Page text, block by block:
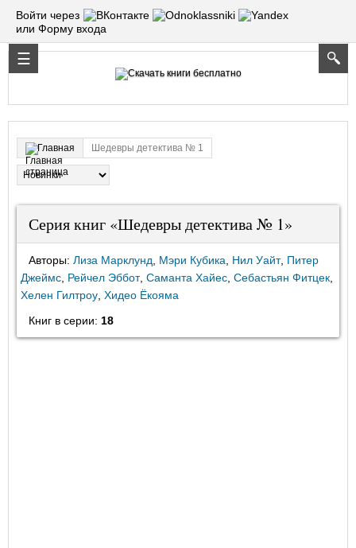
Войти через
или Форму входа
Главная Шедевры детектива № 1
Серия книг «Шедевры детектива № 1»
Авторы: Лиза Марклунд, Мэри Кубика, Нил Уайт, Питер
Джеймс, Рейчел Эббот, Саманта Хайес, Себастьян Фитцек,
Хелен Гилтроу, Хидео Ёкояма
Книг в серии: 18